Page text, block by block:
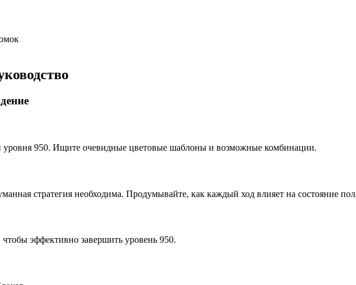
уровня 950. Ищите очевидные цветовые шаблоны и возможные комбинации.
стратегия необходима. Продумывайте, как каждый ход влияет на состояние
эффективно завершить уровень 950.